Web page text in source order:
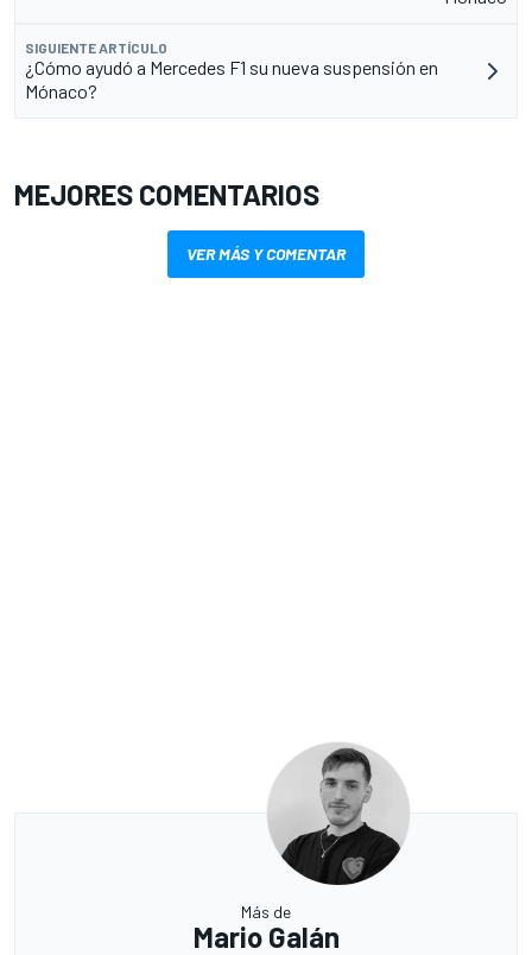
SIGUIENTE ARTÍCULO
¿Cómo ayudó a Mercedes F1 su nueva suspensión en
Mónaco?
MEJORES COMENTARIOS
VER MÁS Y COMENTAR
Más de
Mario Galán